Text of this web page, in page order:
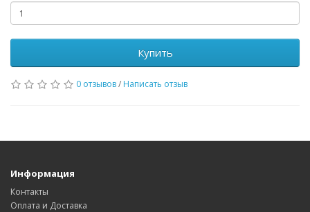
Купить
0 отзывов/ Написать отзыв
Информация
Контакты
Оплата и Доставка